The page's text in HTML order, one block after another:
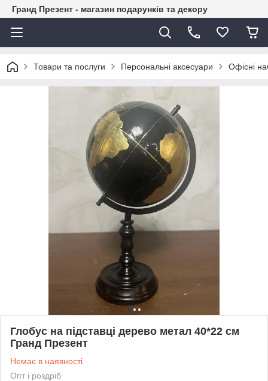
Гранд Презент - магазин подарунків та декору
Товари та послуги Персональні аксесуари Офісні
Глобус на підставці дерево метал 40*22 см
Гранд Презент
Немає в наявності
Опт і роздріб